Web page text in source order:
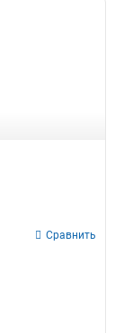
Сравнить